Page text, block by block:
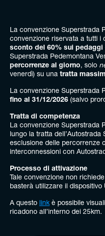
La convenzione Superstrada
convenzione riservata a tutti i
sconto del 60% sui pedaggi
Superstrada Pedemontana
percorrenze al giorno, solo
venerdì) su una tratta
La convenzione Superstrada
fino al 31/12/2026 (salvo
Tratta di competenza
La convenzione Superstrada
lungo la tratta
esclusione delle percorrenze
interconnessioni con
Processo di attivazione
Tale convenzione non
basterà utilizzare il dispositivo
A questo link è possibile
ricadono all’interno dei 25km.